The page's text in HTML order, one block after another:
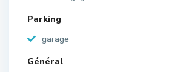
Parking
garage
Général